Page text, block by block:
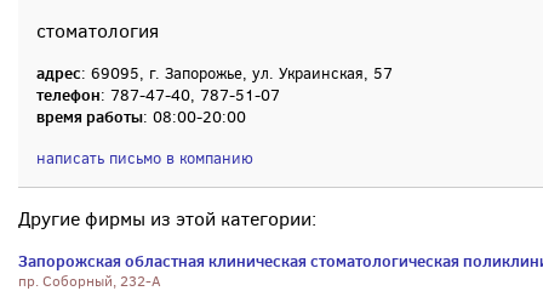
стоматология
адрес: 69095, г. Запорожье, ул. Украинская, 57
телефон: 787-47-40, 787-51-07
время работы: 08:00-20:00
написать письмо в компанию
Другие фирмы из этой категории:
Запорожская областная клиническая стоматологическая
пр. Соборный, 232-А